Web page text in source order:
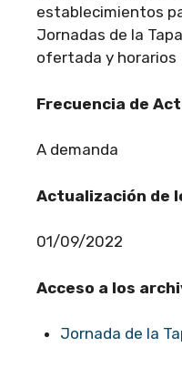
establecimientos
Jornadas de la
ofertada y horarios
Frecuencia de
A demanda
Actualización de
01/09/2022
Acceso a los
Jornada de la